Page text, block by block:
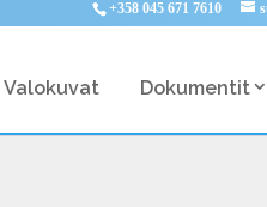
+358 045 671 7610
Valokuvat Dokumentit